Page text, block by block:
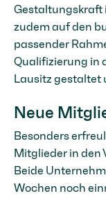
Gestaltungskraft
zudem auf den
passender
Qualifizierung in
Lausitz gestaltet
Neue
Besonders
Mitglieder in den
Beide
Wochen noch